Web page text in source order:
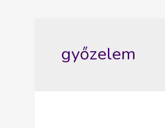
győzelem